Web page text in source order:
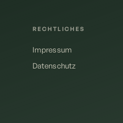
RECHTLICHES
Impressum
Datenschutz
Deutsch